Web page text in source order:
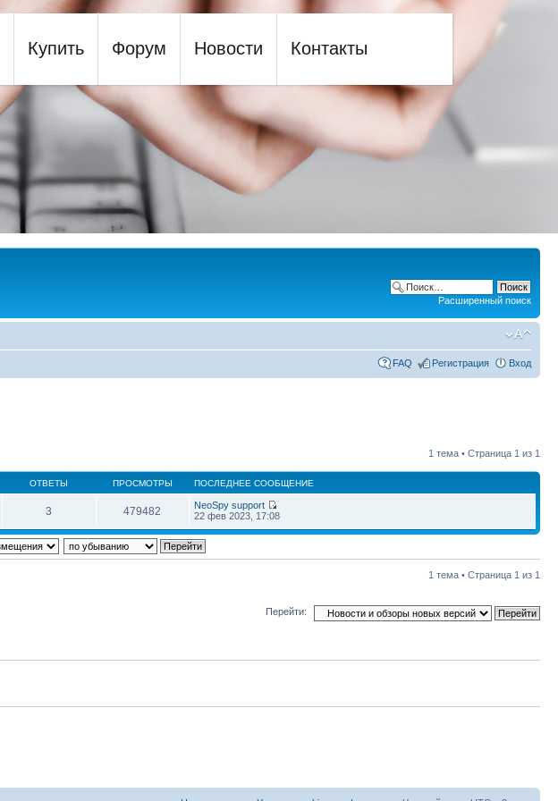
Купить Форум Новости Контакты
Расширенный поиск
FAQ Регистрация Вход
1 тема • Страница 1 из 1
ОТВЕТЫ ПРОСМОТРЫ ПОСЛЕДНЕЕ СООБЩЕНИЕ
3 479482
NeoSpy support
22 фев 2023, 17:08
1 тема • Страница 1 из 1
Перейти: